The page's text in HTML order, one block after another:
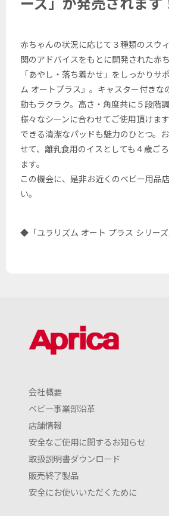
赤ちゃんの状況に応じて３種類のスウ
関のアドバイスをもとに開発された赤
「あやし・落ち着かせ」をしっかりサ
ム オートプラス』。キャスター付きな
動もラクラク。高さ・角度共に５段階調
様々なシーンに合わせてご使用頂けま
できる清潔なパッドも魅力のひとつ。
せて、離乳食用のイスとしても４歳ご
ます。
この機会に、是非お近くのベビー用品
い。
◆「ユラリズム オート プラス シリー
会社概要
ベビー事業部沿革
店舗情報
安全なご使用に関するお知らせ
取扱説明書ダウンロード
販売終了製品
安全にお使いいただくために